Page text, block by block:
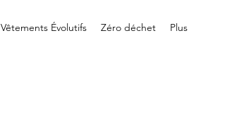
Vêtements Évolutifs Zéro déchet Plus